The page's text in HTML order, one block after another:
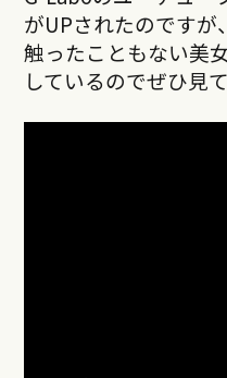
がUPされたのですが
触ったこともない美
しているのでぜひ見